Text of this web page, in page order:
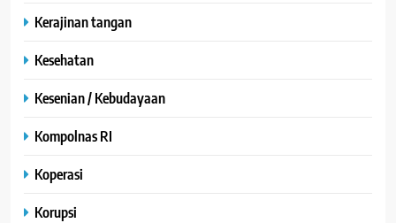
Kerajinan tangan
Kesehatan
Kesenian / Kebudayaan
Kompolnas RI
Koperasi
Korupsi